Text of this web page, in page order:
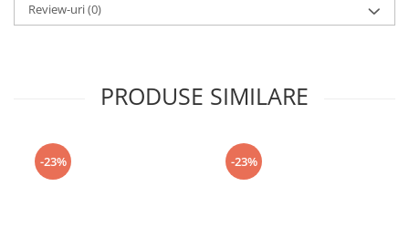
Review-uri(0)
PRODUSE SIMILARE
-23% -23%